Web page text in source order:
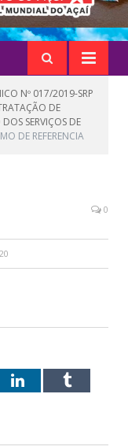
Nº 017/2019-SRP
DE
SERVIÇOS DE
DE REFERENCIA
0
LinkedInTumblr